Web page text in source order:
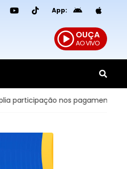
App:
OUÇA
AO VIVO
nos pagamentos em bares